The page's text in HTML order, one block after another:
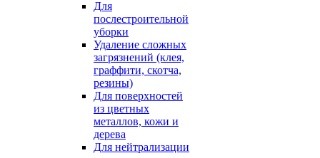
Для
послестроительной
уборки
Удаление сложных
загрязнений (клея,
граффити, скотча,
резины)
Для поверхностей
из цветных
металлов, кожи и
дерева
Для нейтрализации